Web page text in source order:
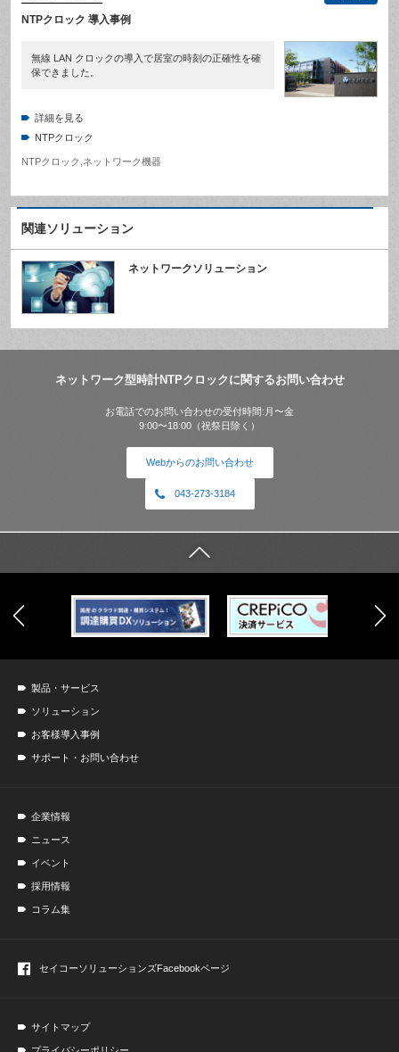
NTPクロック 導入事例
無線 LAN クロックの導入で居室の時刻の正確性を確
保できました。
詳細を見る
NTPクロック
NTPクロック ネットワーク機器
関連ソリューション
ネットワークソリューション
ネットワーク型時計NTPクロックに関するお問い合わせ
お電話でのお問い合わせの受付時間:月〜金
9:00〜18:00（祝祭日除く）
Webからのお問い合わせ
043-273-3184
製品・サービス
ソリューション
お客様導入事例
サポート・お問い合わせ
企業情報
ニュース
イベント
採用情報
コラム集
セイコーソリューションズFacebookページ
サイトマップ
プライバシーポリシー